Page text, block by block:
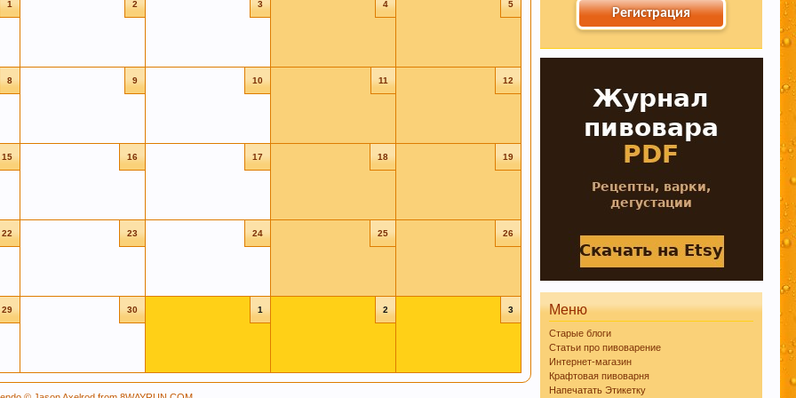
от того, любит ли мужчина напитки этой марки, и даже при
хмеля и солода, из которых оно состоит. Эти антиоксиданты
сосудистых заболеваниях и служить средством их
1 2 3 4 5
8 9 10 11 12
15 16 17 18 19
22 23 24 25 26
29 30 1 2 3
Регистрация
Меню
Старые блоги
Статьи про пивоварение
Интернет-магазин
Крафтовая пивоварня
Напечатать Этикетку